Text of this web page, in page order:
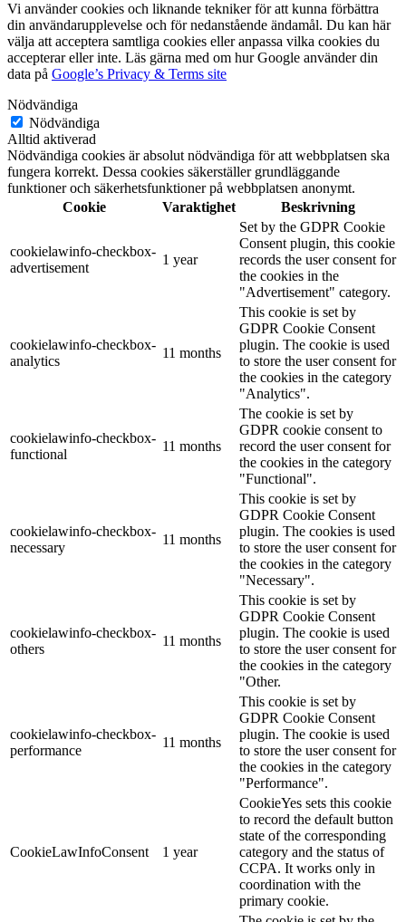
Vi använder cookies och liknande tekniker för att kunna förbättra
din användarupplevelse och för nedanstående ändamål. Du kan här
välja att acceptera samtliga cookies eller anpassa vilka cookies du
accepterar eller inte. Läs gärna med om hur Google använder din
data på Google’s Privacy & Terms site
Nödvändiga
Nödvändiga
Alltid aktiverad
Nödvändiga cookies är absolut nödvändiga för att webbplatsen ska
fungera korrekt. Dessa cookies säkerställer grundläggande
funktioner och säkerhetsfunktioner på webbplatsen anonymt.
Cookie
Varaktighet Beskrivning
cookielawinfo-checkbox-
advertisement
1 year
Set by the GDPR Cookie
Consent plugin, this cookie
records the user consent for
the cookies in the
"Advertisement" category.
cookielawinfo-checkbox-
analytics
11 months
This cookie is set by
GDPR Cookie Consent
plugin. The cookie is used
to store the user consent for
the cookies in the category
"Analytics".
cookielawinfo-checkbox-
functional
11 months
The cookie is set by
GDPR cookie consent to
record the user consent for
the cookies in the category
"Functional".
cookielawinfo-checkbox-
necessary
11 months
This cookie is set by
GDPR Cookie Consent
plugin. The cookies is used
to store the user consent for
the cookies in the category
"Necessary".
cookielawinfo-checkbox-
others
11 months
This cookie is set by
GDPR Cookie Consent
plugin. The cookie is used
to store the user consent for
the cookies in the category
"Other.
cookielawinfo-checkbox-
performance
11 months
This cookie is set by
GDPR Cookie Consent
plugin. The cookie is used
to store the user consent for
the cookies in the category
"Performance".
CookieLawInfoConsent 1 year
CookieYes sets this cookie
to record the default button
state of the corresponding
category and the status of
CCPA. It works only in
coordination with the
primary cookie.